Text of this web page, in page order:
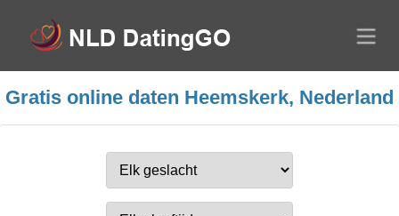
Gratis online daten Heemskerk, Nederland